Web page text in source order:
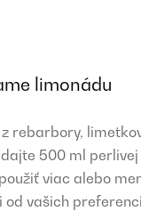
limonádu
z rebarbory,
500 ml perlivej
viac alebo
od vašich